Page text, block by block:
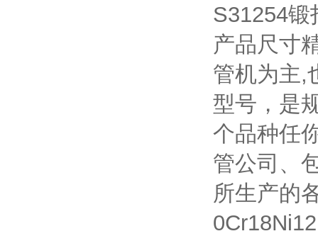
S31254
产品尺寸
管机为主,
型号，是
个品种任
管公司、
所生产的